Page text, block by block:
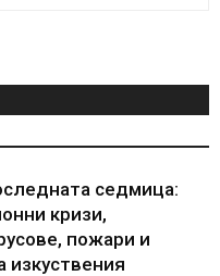
седмица:
кризи,
пожари и
изкуствения